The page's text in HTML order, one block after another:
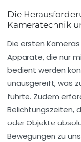
Die
Kameratechnik
Die ersten
Apparate, die nur
bedient werden
unausgereift, was
führte. Zudem
Belichtungszeiten,
oder Objekte
Bewegungen zu